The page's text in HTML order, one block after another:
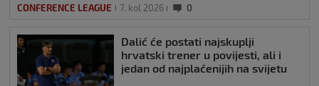
CONFERENCE LEAGUE 7. kol 2026 0
Dalić će postati najskuplji
hrvatski trener u povijesti, ali i
jedan od najplaćenijih na svijetu